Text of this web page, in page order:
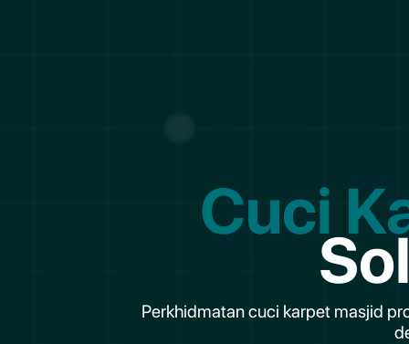
Cuci
Perkhidmatan cuci karpet masjid